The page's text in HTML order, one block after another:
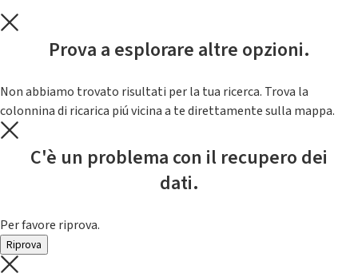
Prova a esplorare altre opzioni.
Non abbiamo trovato risultati per la tua ricerca. Trova la
colonnina di ricarica piú vicina a te direttamente sulla mappa.
C'è un problema con il recupero dei
dati.
Per favore riprova.
Riprova